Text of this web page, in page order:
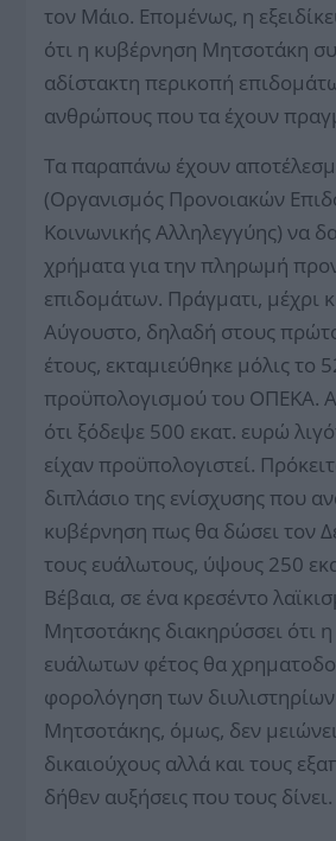
τον Μάιο. Επομένως, η
ότι η κυβέρνηση Μητσοτάκη
αδίστακτη περικοπή
ανθρώπους που τα έχουν
Τα παραπάνω έχουν
(Οργανισμός Προνοιακών
Κοινωνικής Αλληλεγγύης) να
χρήματα για την πληρωμή
επιδομάτων. Πράγματι, μέχρι
Αύγουστο, δηλαδή στους
έτους, εκταμιεύθηκε μόλις το
προϋπολογισμού του ΟΠΕΚΑ.
ότι ξόδεψε 500 εκατ. ευρώ
είχαν προϋπολογιστεί.
διπλάσιο της ενίσχυσης που
κυβέρνηση πως θα δώσει τον
τους ευάλωτους, ύψους 250
Βέβαια, σε ένα κρεσέντο
Μητσοτάκης διακηρύσσει ότι
ευάλωτων φέτος θα
φορολόγηση των
Μητσοτάκης, όμως, δεν
δικαιούχους αλλά και τους
δήθεν αυξήσεις που τους δίνει.